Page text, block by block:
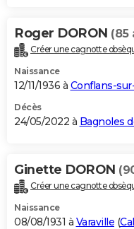
Roger DORON (85
Créer une cagnotte
Naissance
12/11/1936 à Conflans-
Décès
24/05/2022 à Bagnoles
Ginette DORON
Créer une cagnotte
Naissance
08/08/1931 à Varaville (